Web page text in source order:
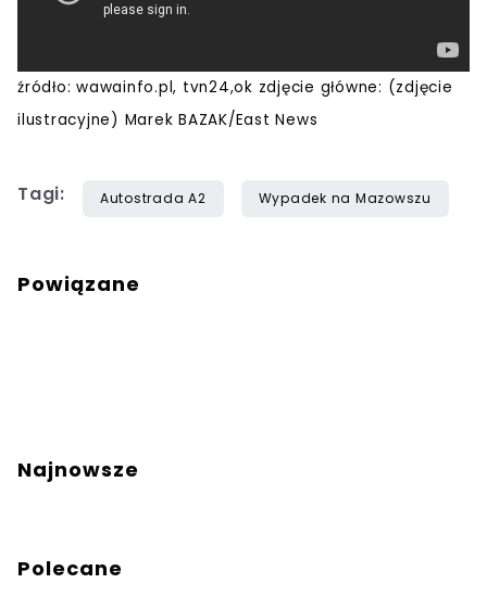
źródło: wawainfo.pl, tvn24,ok zdjęcie główne: (zdjęcie
ilustracyjne) Marek BAZAK/East News
Tagi: Autostrada A2 Wypadek na Mazowszu
Powiązane
Najnowsze
Polecane